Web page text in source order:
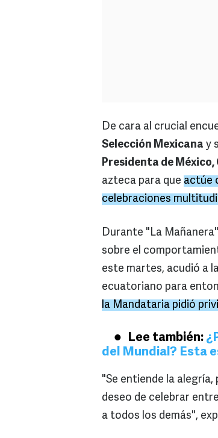
De cara al crucial
Selección Mexicana y
Presidenta de
azteca para que actúe
celebraciones
Durante "La
sobre el
este martes, acudió a
ecuatoriano para
la Mandataria pidió
Lee también:
del Mundial? Esta
"Se entiende la alegría,
deseo de celebrar
a todos los demás",